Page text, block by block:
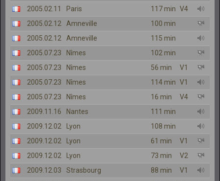
2005.02.11 Paris 117 min V4
2005.02.12
Amneville
100 min
2005.02.12
Amneville
115 min
2005.07.23
Nîmes
102 min
2005.07.23
Nîmes 56 min
V1
2005.07.23
Nîmes 114 min V1
2005.07.23
Nîmes 16 min
V4
2009.11.16
Nantes
111 min
2009.12.02
Lyon
108 min
2009.12.02
Lyon 61 min
V1
2009.12.02
Lyon 73 min
V2
2009.12.03
Strasbourg 88 min
V1